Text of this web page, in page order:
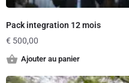
Pack integration 12 mois
€ 500,00
Ajouter au panier